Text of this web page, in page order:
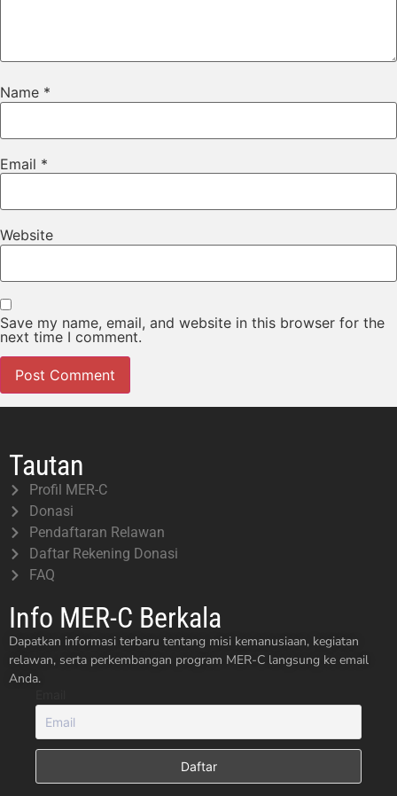
Name *
Email *
Website
Save my name, email, and website in this browser for the
next time I comment.
Tautan
Profil MER-C
Donasi
Pendaftaran Relawan
Daftar Rekening Donasi
FAQ
Info MER-C Berkala
Dapatkan informasi terbaru tentang misi kemanusiaan, kegiatan
relawan, serta perkembangan program MER-C langsung ke email
Anda.